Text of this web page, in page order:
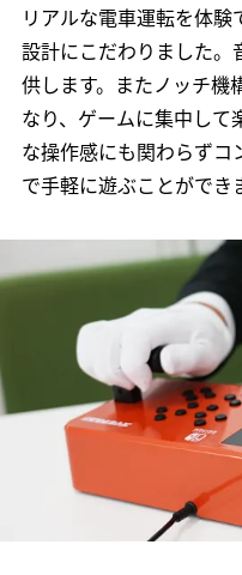
リアルな電車運転を体
設計にこだわりました。
供します。またノッチ機
なり、ゲームに集中して
な操作感にも関わらず
で手軽に遊ぶことができ